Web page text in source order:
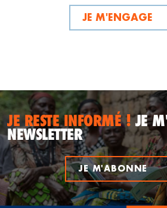
JE M'ENGAGE
JE RESTE INFORMÉ !JE
NEWSLETTER
JE M'ABONNE